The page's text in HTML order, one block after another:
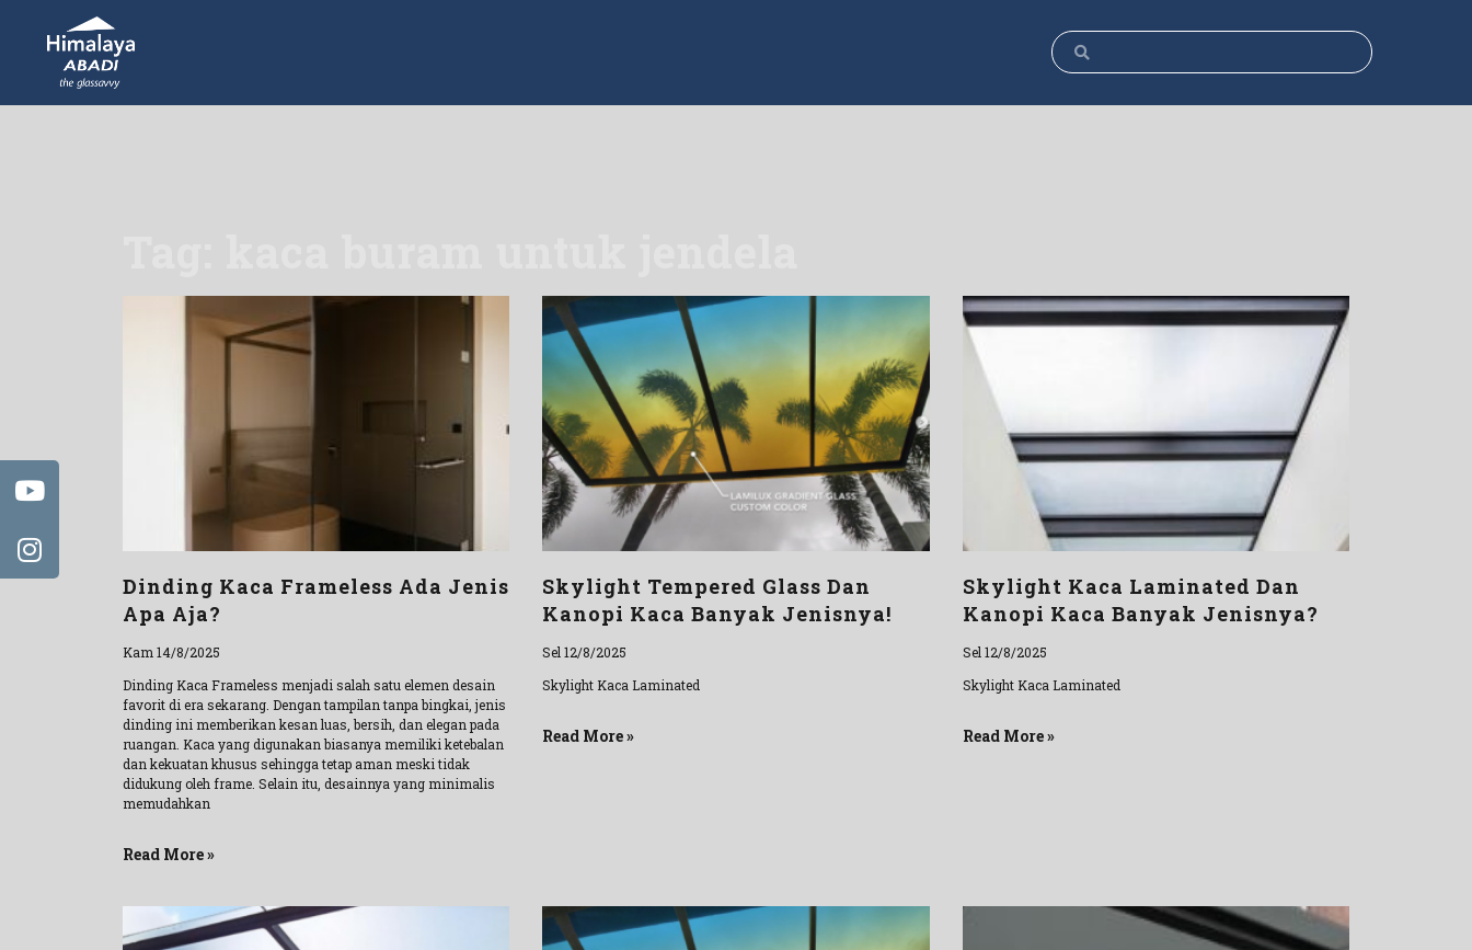
Dinding Kaca Frameless Ada Jenis
Apa Aja?
Kam 14/8/2025
Dinding Kaca Frameless menjadi salah satu elemen desain
favorit di era sekarang. Dengan tampilan tanpa bingkai, jenis
dinding ini memberikan kesan luas, bersih, dan elegan pada
ruangan. Kaca yang digunakan biasanya memiliki ketebalan
dan kekuatan khusus sehingga tetap aman meski tidak
didukung oleh frame. Selain itu, desainnya yang minimalis
memudahkan
Read More »
Skylight Tempered Glass Dan
Kanopi Kaca Banyak Jenisnya!
Sel 12/8/2025
Skylight Kaca Laminated
Read More »
Skylight Kaca Laminated Dan
Kanopi Kaca Banyak Jenisnya?
Sel 12/8/2025
Skylight Kaca Laminated
Read More »